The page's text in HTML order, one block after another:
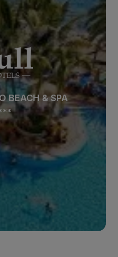
BEACH & SPA
BEACH & SPA